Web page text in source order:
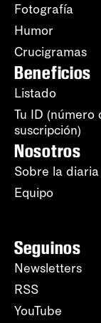
Fotografía
Humor
Crucigramas
Beneficios
Listado
Tu ID (número
suscripción)
Nosotros
Sobre la diaria
Equipo
Seguinos
Newsletters
RSS
YouTube